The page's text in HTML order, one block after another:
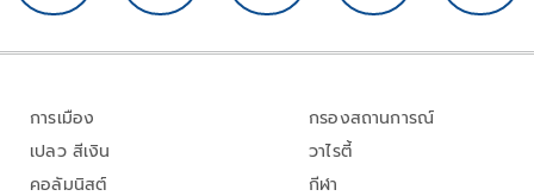
การเมือง
เปลว สีเงิน
คอลัมนิสต์
กรองสถานการณ์
วาไรตี้
กีฬา